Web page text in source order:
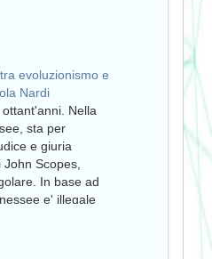
evoluzionismo e
Nardi
Nella
sta per
e giuria
Scopes,
In base ad
e' illegale